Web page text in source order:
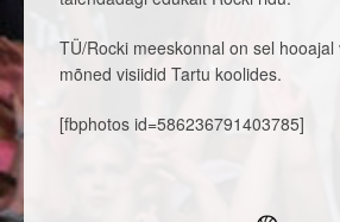
TÜ/Rocki meeskonnal on sel hooajal
mõned visiidid Tartu koolides.
[fbphotos id=586236791403785]